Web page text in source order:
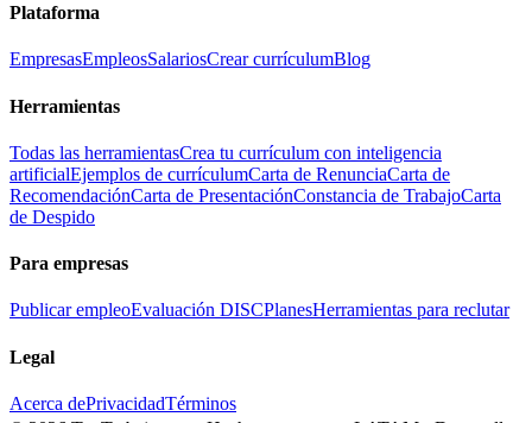
Plataforma
EmpresasEmpleosSalariosCrear currículumBlog
Herramientas
Todas las herramientasCrea tu currículum con inteligencia
artificialEjemplos de currículumCarta de RenunciaCarta de
RecomendaciónCarta de PresentaciónConstancia de TrabajoCarta
de Despido
Para empresas
Publicar empleoEvaluación DISCPlanesHerramientas para reclutar
Legal
Acerca dePrivacidadTérminos